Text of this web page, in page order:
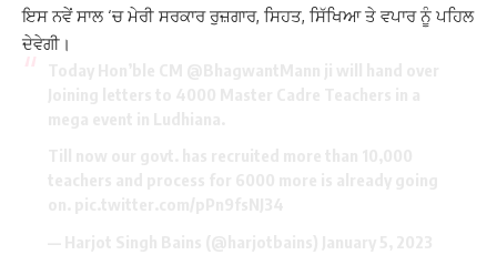
ਇਸ ਨਵੇਂ ਸਾਲ ‘ਚ ਮੇਰੀ ਸਰਕਾਰ ਰੁਜ਼ਗਾਰ, ਸਿਹਤ, ਸਿੱਖਿਆ ਤੇ ਵਪਾਰ ਨੂੰ ਪਹਿਲ
ਦੇਵੇਗੀ।